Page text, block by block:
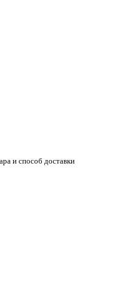
и способ доставки